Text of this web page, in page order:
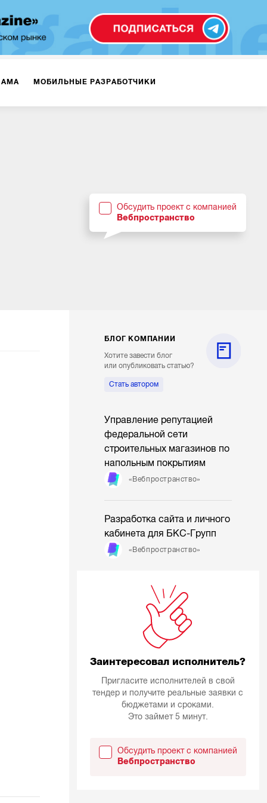
МОБИЛЬНЫЕ РАЗРАБОТЧИКИ
Обсудить проект с компанией
Вебпространство
БЛОГ КОМПАНИИ
Хотите завести блог
или опубликовать статью?
Стать автором
Управление репутацией
федеральной сети
строительных магазинов по
напольным покрытиям
«Вебпространство»
Разработка сайта и личного
кабинета для БКС-Групп
«Вебпространство»
Заинтересовал исполнитель?
Пригласите исполнителей в свой
тендер и получите реальные заявки с
бюджетами и сроками.
Это займет 5 минут.
Обсудить проект с компанией
Вебпространство